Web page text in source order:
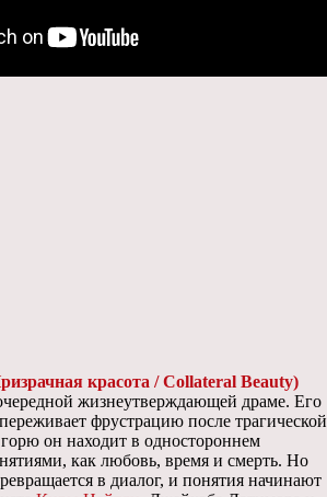
красота / Collateral Beauty)
жизнеутверждающей драме. Его
фрустрацию после трагической
он находит в одностороннем
как любовь, время и смерть. Но
в диалог, и понятия начинают